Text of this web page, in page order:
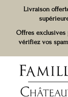
Livraison
Offres exclusives
vérifiez vos